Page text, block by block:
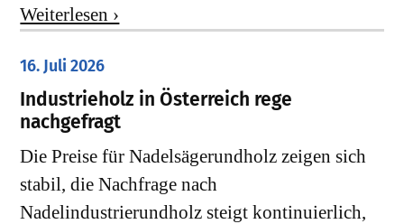
Weiterlesen ›
16. Juli 2026
Industrieholz in Österreich rege
nachgefragt
Die Preise für Nadelsägerundholz zeigen sich
stabil, die Nachfrage nach
Nadelindustrierundholz steigt kontinuierlich,